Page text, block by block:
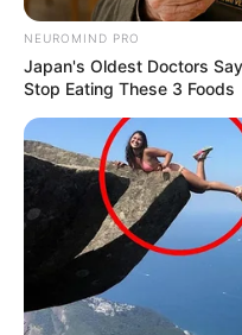
Tresor)
?
Mirta est dégoûtée,
annulé la pièce pour
financières.Alexis a
déprogrammation
directeur de la salle
sa troupe joueront
qu’il ne pourra pas
NEUROMIND PRO
Japan's Oldest Doctors
Stop Eating These 3 Foods